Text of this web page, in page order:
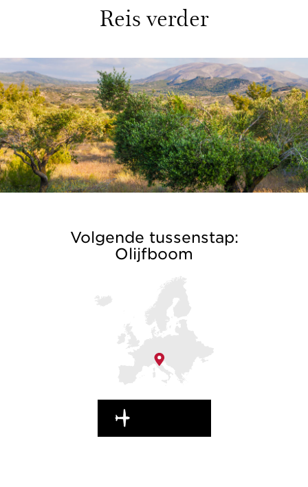
Reis verder
Volgende tussenstap:
Olijfboom